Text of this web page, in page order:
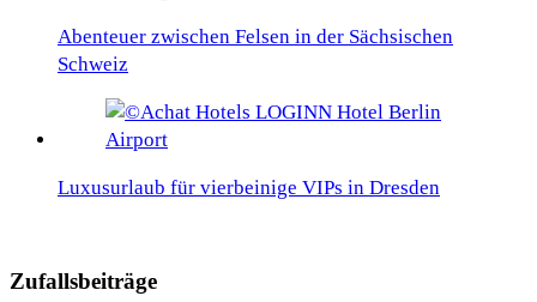
Abenteuer zwischen Felsen in der Sächsischen
Schweiz
Luxusurlaub für vierbeinige VIPs in Dresden
Zufallsbeiträge